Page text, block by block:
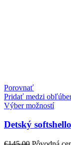
Porovnať
Pridať medzi
Výber možností
Detský